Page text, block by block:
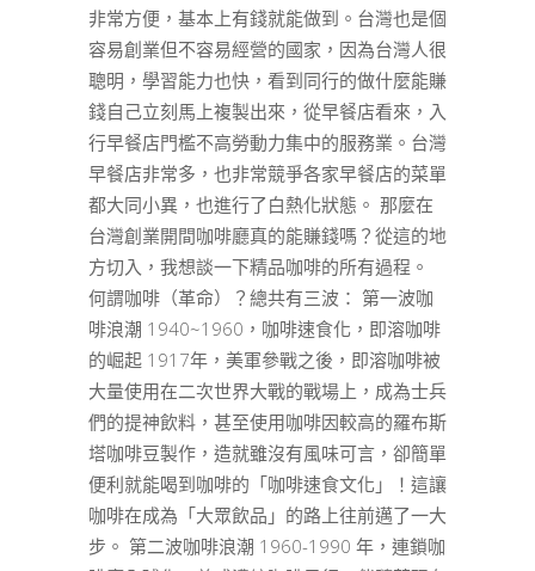
非常方便，基本上有錢就能做到。台灣也是個
容易創業但不容易經營的國家，因為台灣人很
聰明，學習能力也快，看到同行的做什麼能賺
錢自己立刻馬上複製出來，從早餐店看來，入
行早餐店門檻不高勞動力集中的服務業。台灣
早餐店非常多，也非常競爭各家早餐店的菜單
都大同小異，也進行了白熱化狀態。 那麼在
台灣創業開間咖啡廳真的能賺錢嗎？從這的地
方切入，我想談一下精品咖啡的所有過程。
何謂咖啡（革命）？總共有三波： 第一波咖
啡浪潮 1940~1960，咖啡速食化，即溶咖啡
的崛起 1917年，美軍參戰之後，即溶咖啡被
大量使用在二次世界大戰的戰場上，成為士兵
們的提神飲料，甚至使用咖啡因較高的羅布斯
塔咖啡豆製作，造就雖沒有風味可言，卻簡單
便利就能喝到咖啡的「咖啡速食文化」！這讓
咖啡在成為「大眾飲品」的路上往前邁了一大
步。 第二波咖啡浪潮 1960-1990 年，連鎖咖